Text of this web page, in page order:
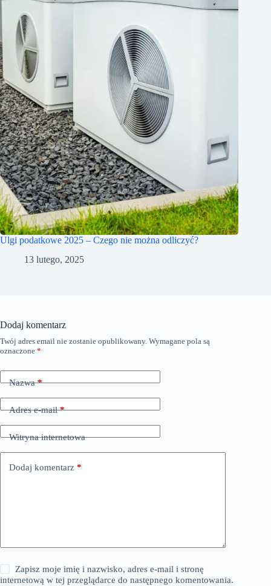
Ulgi podatkowe 2025 – Czego nie można odliczyć?
13 lutego, 2025
Dodaj komentarz
Twój adres email nie zostanie opublikowany. Wymagane pola są
oznaczone *
Nazwa*
Adres e-mail*
Witryna internetowa
Dodaj komentarz *
Zapisz moje imię i nazwisko, adres e-mail i stronę
internetową w tej przeglądarce do następnego komentowania.